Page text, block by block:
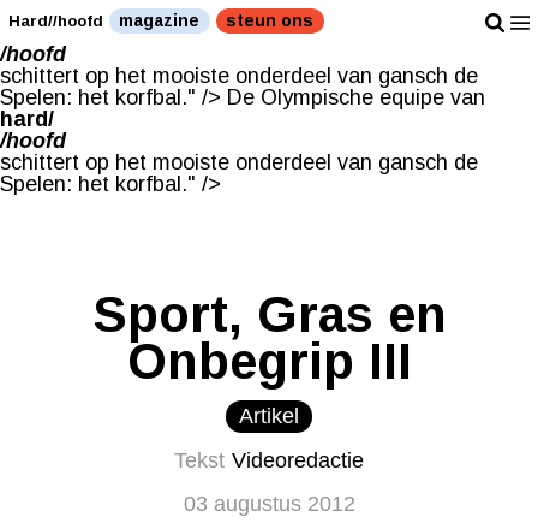
De Olympische equipe van
hard/
/hoofd
schittert op het mooiste onderdeel van gansch de
Spelen: het korfbal." /> De Olympische equipe van
hard/
/hoofd
schittert op het mooiste onderdeel van gansch de
Spelen: het korfbal." />
Hard//hoofd magazine steun ons
Sport, Gras en
Onbegrip III
Artikel
Tekst Videoredactie
03 augustus 2012